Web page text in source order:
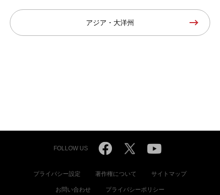
アジア・大洋州
FOLLOW US
プライバシー設定 著作権について サイトマップ
お問い合わせ プライバシーポリシー